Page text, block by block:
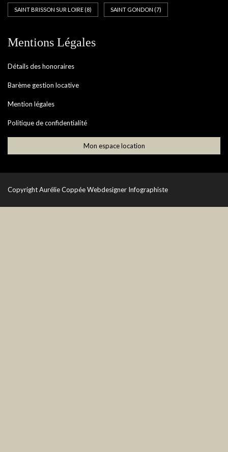
SAINT BRISSON SUR LOIRE (8) SAINT GONDON (7)
Mentions Légales
Détails des honoraires
Barème gestion locative
Mention légales
Politique de confidentialité
Mon espace location
CopyrightAurélie Coppée Webdesigner Infographiste